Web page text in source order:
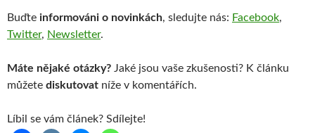
Buďte informováni o novinkách, sledujte nás: Facebook,
Twitter, Newsletter.
Máte nějaké otázky? Jaké jsou vaše zkušenosti? K článku
můžete diskutovat níže v komentářích.
Líbil se vám článek? Sdílejte!